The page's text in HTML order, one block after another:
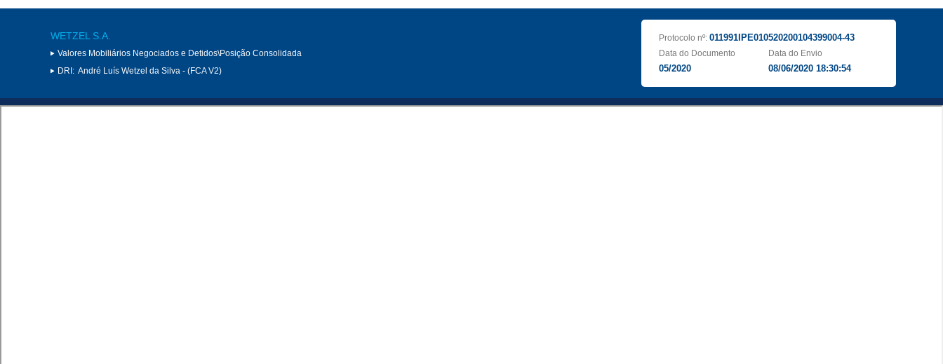
WETZEL S.A.
Valores Mobiliários Negociados e Detidos\Posição Consolidada
DRI: André Luís Wetzel da Silva - (FCA V2)
Protocolo nº: 011991IPE010520200104399004-43
Data do Documento
05/2020
Data do Envio
08/06/2020 18:30:54